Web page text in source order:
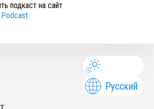
подкаст на сайт
Русский